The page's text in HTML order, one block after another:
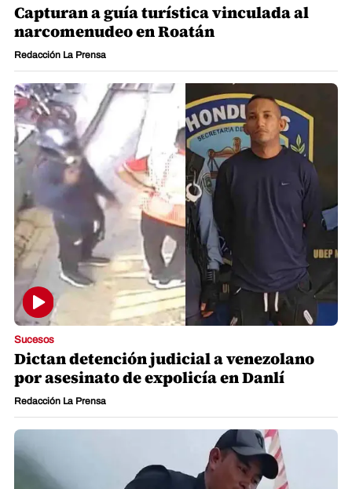
Capturan a guía turística vinculada al
narcomenudeo en Roatán
Redacción La Prensa
Sucesos
Dictan detención judicial a venezolano
por asesinato de expolicía en Danlí
Redacción La Prensa